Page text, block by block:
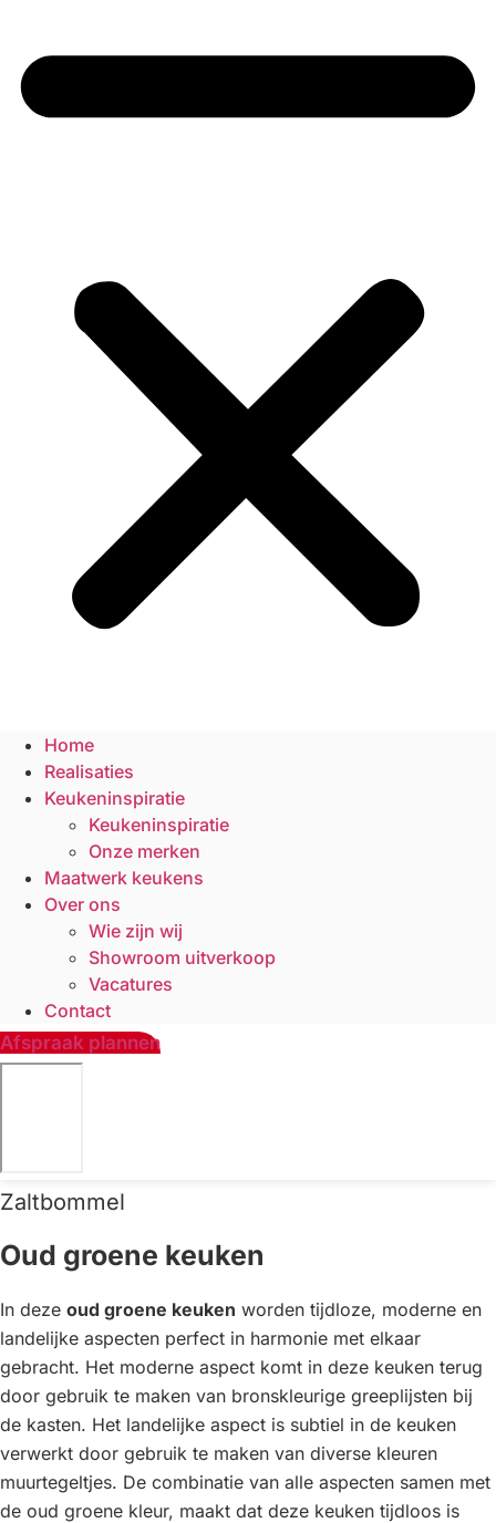
Home
Realisaties
Keukeninspiratie
Keukeninspiratie
Onze merken
Maatwerk keukens
Over ons
Wie zijn wij
Showroom uitverkoop
Vacatures
Contact
Afspraak plannen
Zaltbommel
Oud groene keuken
In deze oud groene keuken worden tijdloze, moderne en
landelijke aspecten perfect in harmonie met elkaar
gebracht. Het moderne aspect komt in deze keuken terug
door gebruik te maken van bronskleurige greeplijsten bij
de kasten. Het landelijke aspect is subtiel in de keuken
verwerkt door gebruik te maken van diverse kleuren
muurtegeltjes. De combinatie van alle aspecten samen met
de oud groene kleur, maakt dat deze keuken tijdloos is